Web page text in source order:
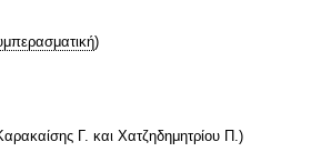
)
Γ. και Χατζηδημητρίου Π.)